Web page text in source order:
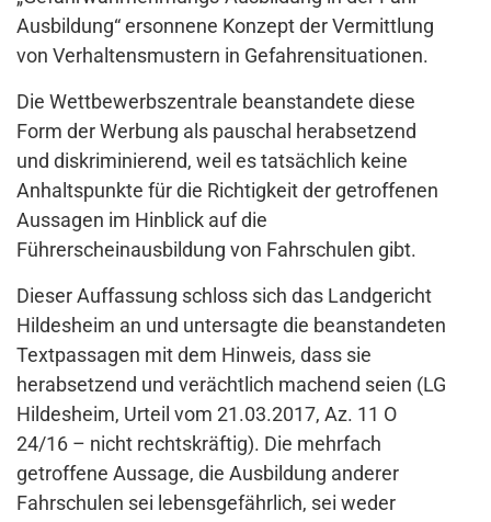
Ausbildung“ ersonnene Konzept der Vermittlung
von Verhaltensmustern in Gefahrensituationen.
Die Wettbewerbszentrale beanstandete diese
Form der Werbung als pauschal herabsetzend
und diskriminierend, weil es tatsächlich keine
Anhaltspunkte für die Richtigkeit der getroffenen
Aussagen im Hinblick auf die
Führerscheinausbildung von Fahrschulen gibt.
Dieser Auffassung schloss sich das Landgericht
Hildesheim an und untersagte die beanstandeten
Textpassagen mit dem Hinweis, dass sie
herabsetzend und verächtlich machend seien (LG
Hildesheim, Urteil vom 21.03.2017, Az. 11 O
24/16 – nicht rechtskräftig). Die mehrfach
getroffene Aussage, die Ausbildung anderer
Fahrschulen sei lebensgefährlich, sei weder